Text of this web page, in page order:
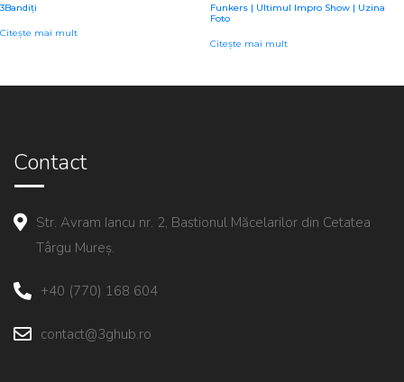
3Bandiți
Citește mai mult
Funkers | Ultimul Impro Show | Uzina
Foto
Citește mai mult
Contact
Str. Avram Iancu nr. 2, Bastionul Măcelarilor din Cetatea
Târgu Mureș.
+40 (770) 168 604
contact@3ghub.ro